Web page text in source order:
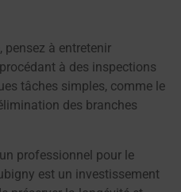
pensez à entretenir
à des inspections
tâches simples, comme le
des branches
professionnel pour le
est un investissement